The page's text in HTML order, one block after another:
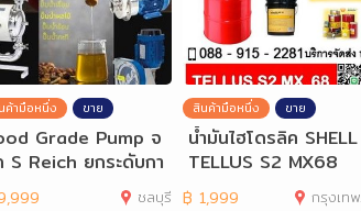
ค้ามือหนึ่ง ขาย
Grade Pump จ
S Reich ยกระดับกา
ลิตอาหารและเครื่องดื่
ชลบุรี
สินค้ามือหนึ่ง ขาย
น้ำมันไฮโดรลิค SHELL
TELLUS S2 MX68
฿ 1,999 กรุงเทพมหานคร